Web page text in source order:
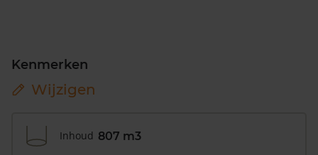
Kenmerken
Wijzigen
Inhoud 807 m3